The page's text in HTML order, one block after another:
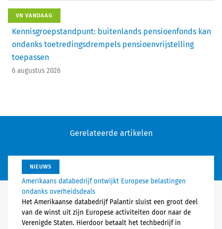
VN VANDAAG
Kennisgroepstandpunt: buitenlands pensioenfonds kan
ondanks toetredingsdrempels pensioenvrijstelling
toepassen
6 augustus 2026
Gerelateerde artikelen
NIEUWS
Amerikaans databedrijf ontwijkt Europese belastingen
ondanks overheidsdeals
Het Amerikaanse databedrijf Palantir sluist een groot deel
van de winst uit zijn Europese activiteiten door naar de
Verenigde Staten. Hierdoor betaalt het techbedrijf in